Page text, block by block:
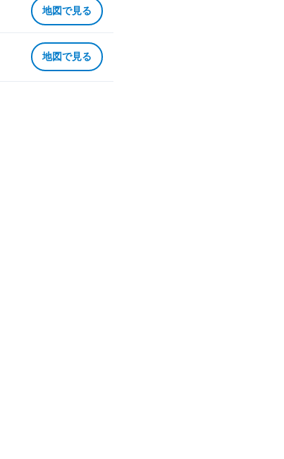
地図で見る
地図で見る